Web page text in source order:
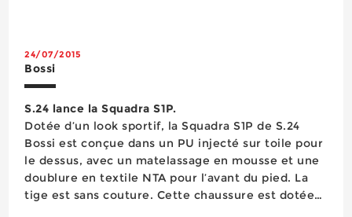
24/07/2015
Bossi
S.24 lance la Squadra S1P.
Dotée d’un look sportif, la Squadra S1P de S.24
Bossi est conçue dans un PU injecté sur toile pour
le dessus, avec un matelassage en mousse et une
doublure en textile NTA pour l’avant du pied. La
tige est sans couture. Cette chaussure est dotée